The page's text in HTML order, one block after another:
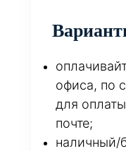
офиса, по
для
почте;
наличный/